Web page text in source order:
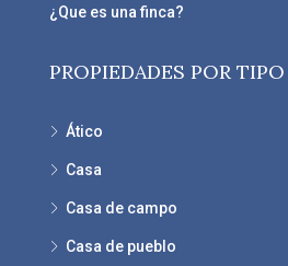
¿Que es una finca?
PROPIEDADES POR TIPO
Ático
Casa
Casa de campo
Casa de pueblo